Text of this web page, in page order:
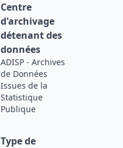
Centre
d'archivage
détenant des
données
ADISP - Archives
de Données
Issues de la
Statistique
Publique
Type de